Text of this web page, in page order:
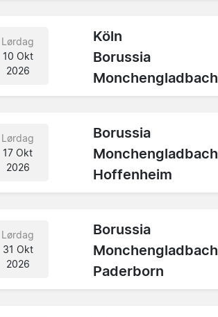
Lørdag
10 Okt
2026
Köln
Borussia
Monchengladbach
Lørdag
17 Okt
2026
Borussia
Monchengladbach
Hoffenheim
Lørdag
31 Okt
2026
Borussia
Monchengladbach
Paderborn